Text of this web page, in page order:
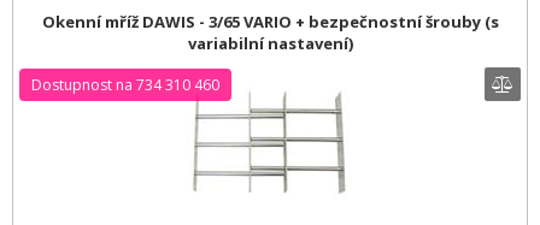
Okenní mříž DAWIS - 3/65 VARIO + bezpečnostní šrouby (s
variabilní nastavení)
Dostupnost na 734 310 460